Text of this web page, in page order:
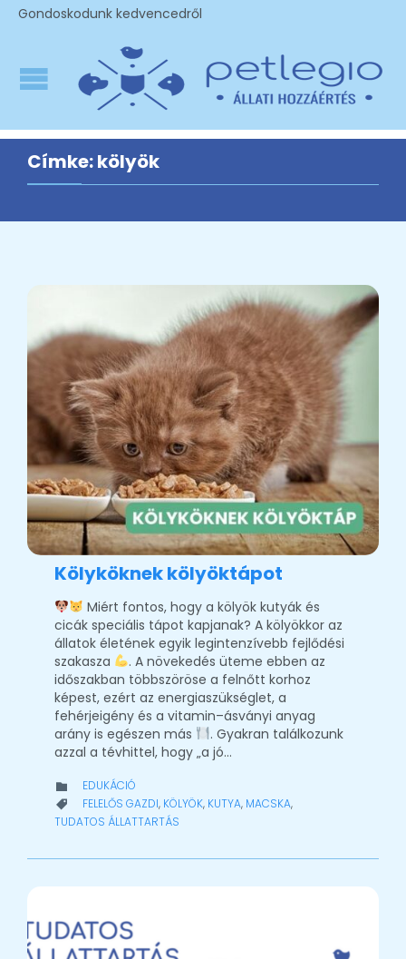
Gondoskodunk kedvencedről
Címke:kölyök
Kölyköknek kölyöktápot
Miért fontos, hogy a kölyök kutyák és
cicák speciális tápot kapjanak? A kölyökkor az
állatok életének egyik legintenzívebb fejlődési
szakasza
. A növekedés üteme ebben az
időszakban többszöröse a felnőtt korhoz
képest, ezért az energiaszükséglet, a
fehérjeigény és a vitamin–ásványi anyag
arány is egészen más
. Gyakran találkozunk
azzal a tévhittel, hogy „a jó…
 CATEGORY
EDUKÁCIÓ
 CATEGORY
FELELŐS GAZDI, KÖLYÖK, KUTYA, MACSKA,
TUDATOS ÁLLATTARTÁS